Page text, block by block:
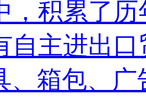
，积累了
自主进出
、箱包、